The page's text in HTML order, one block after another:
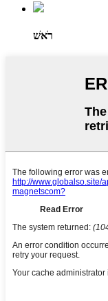
רֹאשׁ